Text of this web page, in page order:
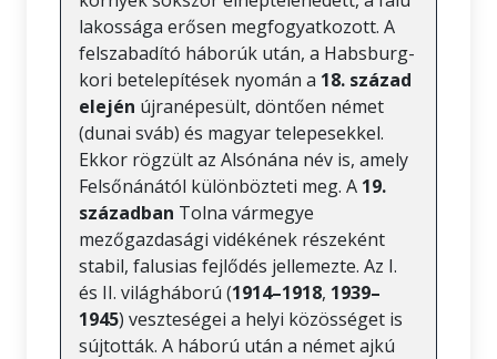
lakossága erősen megfogyatkozott. A
felszabadító háborúk után, a Habsburg-
kori betelepítések nyomán a 18. század
elején újranépesült, döntően német
(dunai sváb) és magyar telepesekkel.
Ekkor rögzült az Alsónána név is, amely
Felsőnánától különbözteti meg. A 19.
században Tolna vármegye
mezőgazdasági vidékének részeként
stabil, falusias fejlődés jellemezte. Az I.
és II. világháború (1914–1918, 1939–
1945) veszteségei a helyi közösséget is
sújtották. A háború után a német ajkú